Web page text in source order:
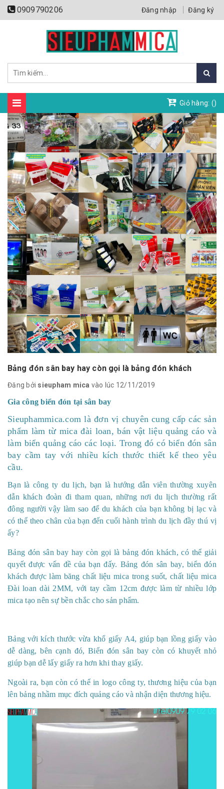
0909790206 Đăng nhập Đăng ký
Giỏ hàng: ()
Bảng đón sân bay hay còn gọi là bảng đón khách
Đăng bởi sieupham mica vào lúc 12/11/2019
Gia công biển đón tại sân bay
Sieuphammica.com là đơn vị chuyên cung cấp các sản
phẩm làm từ mica đài loan, bán vật liệu quảng cáo và
làm biển quảng cáo các loại. Trong đó có biển đón sân
bay cầm tay với nhiều kích thước thiết kế theo yêu
cầu.
Bạn là công ty du lịch, bạn là hướng dẫn viên thường xuyên
dẫn khách đoàn đi tham quan, những nơi du lịch thường rất
đông người vậy làm sao để du khách của bạn không bị lạc và
có thể theo chân của bạn đến cuối hành trình du lịch đầy thú vị
ấy?
Bảng đón sân bay hay còn gọi là bảng đón khách, có thể giải
quyết được vấn đề của bạn đấy. Bảng đón sân bay, biển đón
khách được làm băng chất liệu mica trong suốt, chất liệu mica
Đài loan dài 2MM, với tay cầm 12cm được làm từ nhiều lớp
mica tạo nên sự bền chắc cho sản phẩm.
Bảng với kích thước vừa khổ giấy A4, giúp bạn lồng giấy vào
dễ dàng, bên cạnh đó, Biển đón sân bay còn có khuyết nhỏ
giúp bạn dễ lấy giấy ra hơn khi thay giấy.
Ngoài ra, bạn còn có thể in logo công ty, thương hiệu của bạn
lên bảng nhầm mục đích quảng cáo và nhận diện thương hiệu.